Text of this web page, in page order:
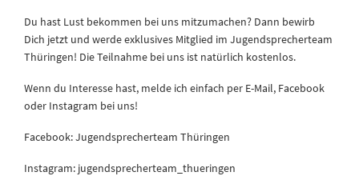
Du hast Lust bekommen bei uns mitzumachen? Dann bewirb
Dich jetzt und werde exklusives Mitglied im Jugendsprecherteam
Thüringen! Die Teilnahme bei uns ist natürlich kostenlos.
Wenn du Interesse hast, melde ich einfach per E-Mail, Facebook
oder Instagram bei uns!
Facebook: Jugendsprecherteam Thüringen
Instagram: jugendsprecherteam_thueringen